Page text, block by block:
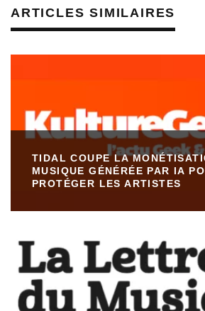
ARTICLES SIMILAIRES
TIDAL COUPE LA
MUSIQUE GÉNÉRÉE PAR IA
PROTÉGER LES ARTISTES